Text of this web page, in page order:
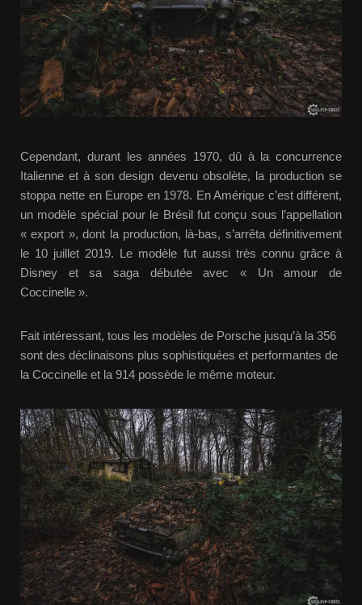
Cependant, durant les années 1970, dû à la concurrence
Italienne et à son design devenu obsolète, la production se
stoppa nette en Europe en 1978. En Amérique c’est différent,
un modèle spécial pour le Brésil fut conçu sous l’appellation
« export », dont la production, là-bas, s’arrêta définitivement
le 10 juillet 2019. Le modèle fut aussi très connu grâce à
Disney et sa saga débutée avec « Un amour de
Coccinelle ».
Fait intéressant, tous les modèles de Porsche jusqu’à la 356
sont des déclinaisons plus sophistiquées et performantes de
la Coccinelle et la 914 possède le même moteur.